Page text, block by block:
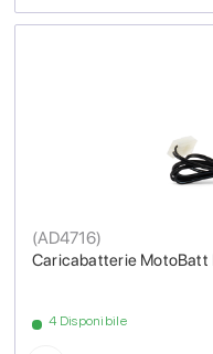
Caricabatterie MotoBatt
(AD4716)
4 Disponibile